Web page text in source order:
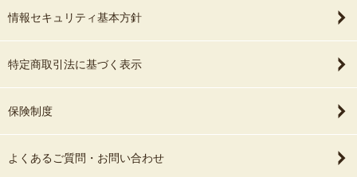
情報セキュリティ基本方針
特定商取引法に基づく表示
保険制度
よくあるご質問・お問い合わせ